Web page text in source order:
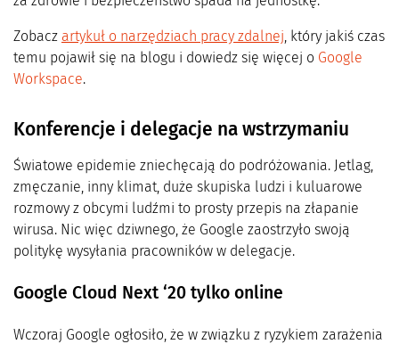
Zobacz artykuł o narzędziach pracy zdalnej , który jakiś czas
temu pojawił się na blogu i dowiedz się więcej o Google
Workspace.
Konferencje i delegacje na wstrzymaniu
Światowe epidemie zniechęcają do podróżowania. Jetlag,
zmęczanie, inny klimat, duże skupiska ludzi i kuluarowe
rozmowy z obcymi ludźmi to prosty przepis na złapanie
wirusa. Nic więc dziwnego, że Google zaostrzyło swoją
politykę wysyłania pracowników w delegacje.
Google Cloud Next ‘20 tylko online
Wczoraj Google ogłosiło, że w związku z ryzykiem zarażenia